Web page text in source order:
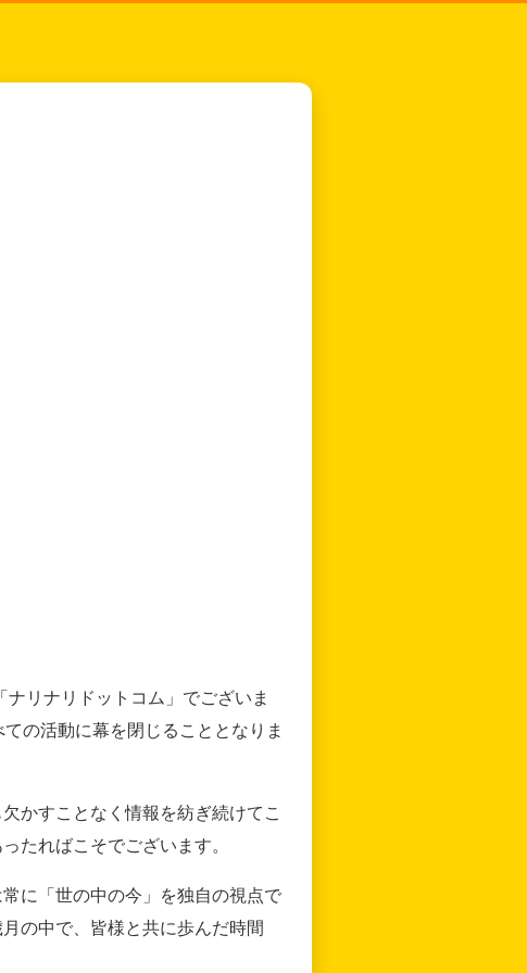
リナリドットコム」でございま
の活動に幕を閉じることとなりま
かすことなく情報を紡ぎ続けてこ
たればこそでございます。
に「世の中の今」を独自の視点で
の中で、皆様と共に歩んだ時間